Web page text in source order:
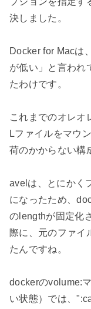
決しました。
Docker for Macは
が低い」と言われ
たわけです。
これまでのオレオ
Lファイルをマウ
荷のかからない構
avelは、とにかく
になったため、
のlengthが固定化
際に、元のファイ
たんですね。
dockerのvolume:
い状態）では、